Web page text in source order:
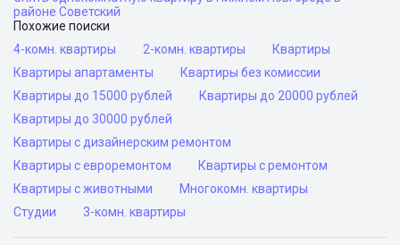
районе Советский
Похожие поиски
4-комн. квартиры
2-комн. квартиры
Квартиры
Квартиры апартаменты
Квартиры без комиссии
Квартиры до 15000 рублей
Квартиры до 20000 рублей
Квартиры до 30000 рублей
Квартиры с дизайнерским ремонтом
Квартиры с евроремонтом
Квартиры с ремонтом
Квартиры с животными
Многокомн. квартиры
Студии
3-комн. квартиры